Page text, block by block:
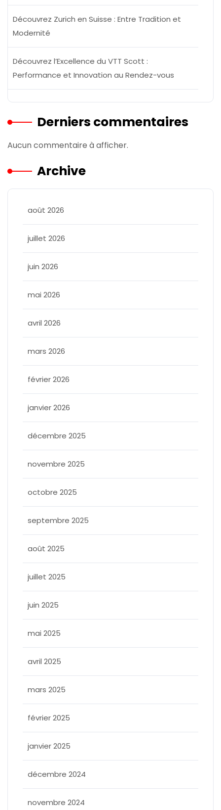
Découvrez Zurich en Suisse : Entre Tradition et
Modernité
Découvrez l’Excellence du VTT Scott :
Performance et Innovation au Rendez-vous
Derniers commentaires
Aucun commentaire à afficher.
Archive
août 2026
juillet 2026
juin 2026
mai 2026
avril 2026
mars 2026
février 2026
janvier 2026
décembre 2025
novembre 2025
octobre 2025
septembre 2025
août 2025
juillet 2025
juin 2025
mai 2025
avril 2025
mars 2025
février 2025
janvier 2025
décembre 2024
novembre 2024